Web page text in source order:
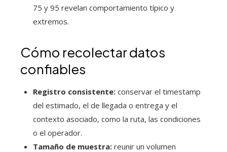
75 y 95 revelan comportamiento típico y
extremos.
Cómo recolectar datos
confiables
Registro consistente: conservar el timestamp
del estimado, el de llegada o entrega y el
contexto asociado, como la ruta, las condiciones
o el operador.
Tamaño de muestra: reunir un volumen